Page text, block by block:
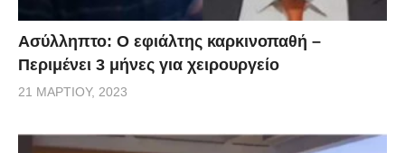
Ασύλληπτο: Ο εφιάλτης καρκινοπαθή –
Περιμένει 3 μήνες για χειρουργείο
21 ΜΑΡΤΊΟΥ, 2023